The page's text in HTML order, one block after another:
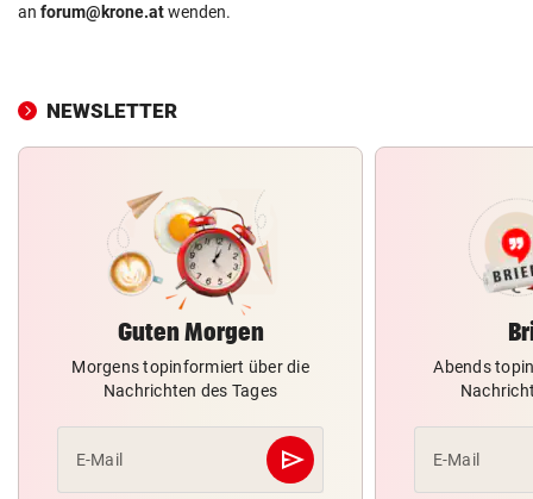
an forum@krone.atwenden.
NEWSLETTER
Guten Morgen
Morgens topinformiert über die
Nachrichten des Tages
E-Mail send
Abschicken
Abends
E-Mail